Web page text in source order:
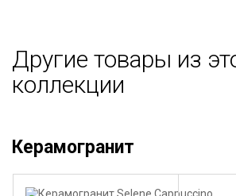
Другие товары из
коллекции
Керамогранит